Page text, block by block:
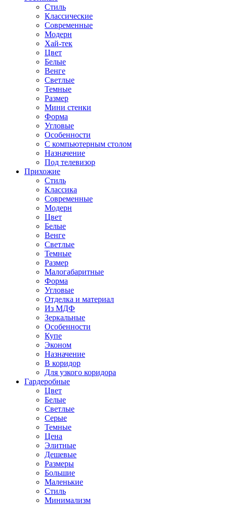
Стиль
Классические
Современные
Модерн
Хай-тек
Цвет
Белые
Венге
Светлые
Темные
Размер
Мини стенки
Форма
Угловые
Особенности
С компьютерным столом
Назначение
Под телевизор
Прихожие
Стиль
Классика
Современные
Модерн
Цвет
Белые
Венге
Светлые
Темные
Размер
Малогабаритные
Форма
Угловые
Отделка и материал
Из МДФ
Зеркальные
Особенности
Купе
Эконом
Назначение
В коридор
Для узкого коридора
Гардеробные
Цвет
Белые
Светлые
Серые
Темные
Цена
Элитные
Дешевые
Размеры
Большие
Маленькие
Стиль
Минимализм